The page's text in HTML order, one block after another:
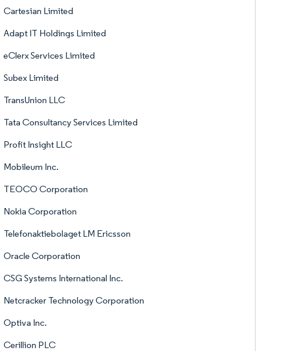
Cartesian Limited
Adapt IT Holdings Limited
eClerx Services Limited
Subex Limited
TransUnion LLC
Tata Consultancy Services Limited
Profit Insight LLC
Mobileum Inc.
TEOCO Corporation
Nokia Corporation
Telefonaktiebolaget LM Ericsson
Oracle Corporation
CSG Systems International Inc.
Netcracker Technology Corporation
Optiva Inc.
Cerillion PLC